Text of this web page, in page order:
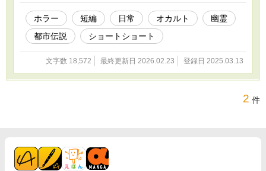
秀一の体験談を掲載していきます。
ホラー 短編 日常 オカルト
幽霊
都市伝説
ショートショート
文字数 18,572 最終更新日 2026.02.23 登録日 2025.03.13
2 件